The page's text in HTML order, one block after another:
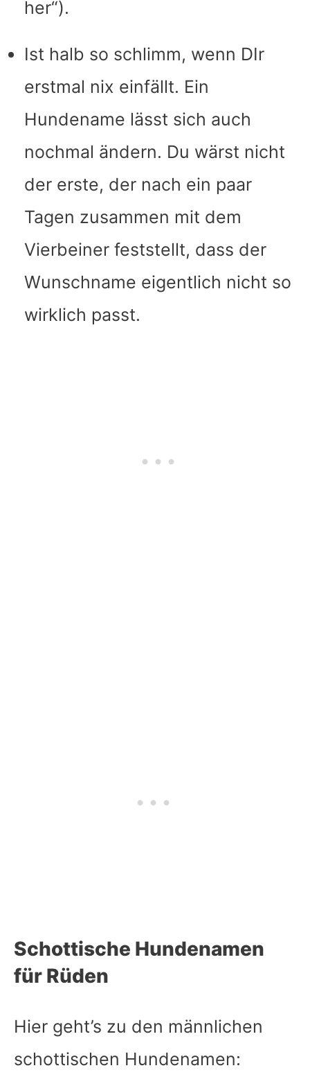
her“).
Ist halb so schlimm, wenn DIr
erstmal nix einfällt. Ein
Hundename lässt sich auch
nochmal ändern. Du wärst nicht
der erste, der nach ein paar
Tagen zusammen mit dem
Vierbeiner feststellt, dass der
Wunschname eigentlich nicht so
wirklich passt.
Schottische Hundenamen
für Rüden
Hier geht’s zu den männlichen
schottischen Hundenamen: